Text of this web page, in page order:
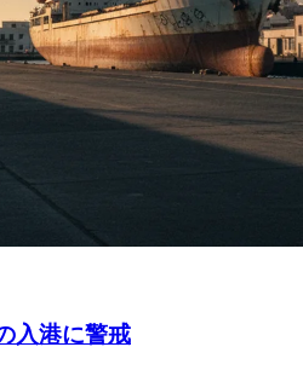
入港に警戒